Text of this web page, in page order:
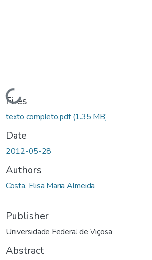
Files
texto completo.pdf(1.35 MB)
Date
2012-05-28
Authors
Costa, Elisa Maria Almeida
Publisher
Universidade Federal de Viçosa
Abstract